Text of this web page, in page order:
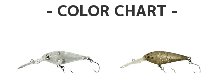
- COLOR CHART -